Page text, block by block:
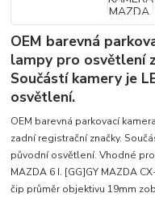
OEM barevná
lampy pro osvětlení
Součástí kamery je
osvětlení.
OEM barevná parkovací
zadní registrační značky.
původní osvětlení. Vhodné
MAZDA 6 I. [GG]GY MAZDA
čip průměr objektivu 19mm